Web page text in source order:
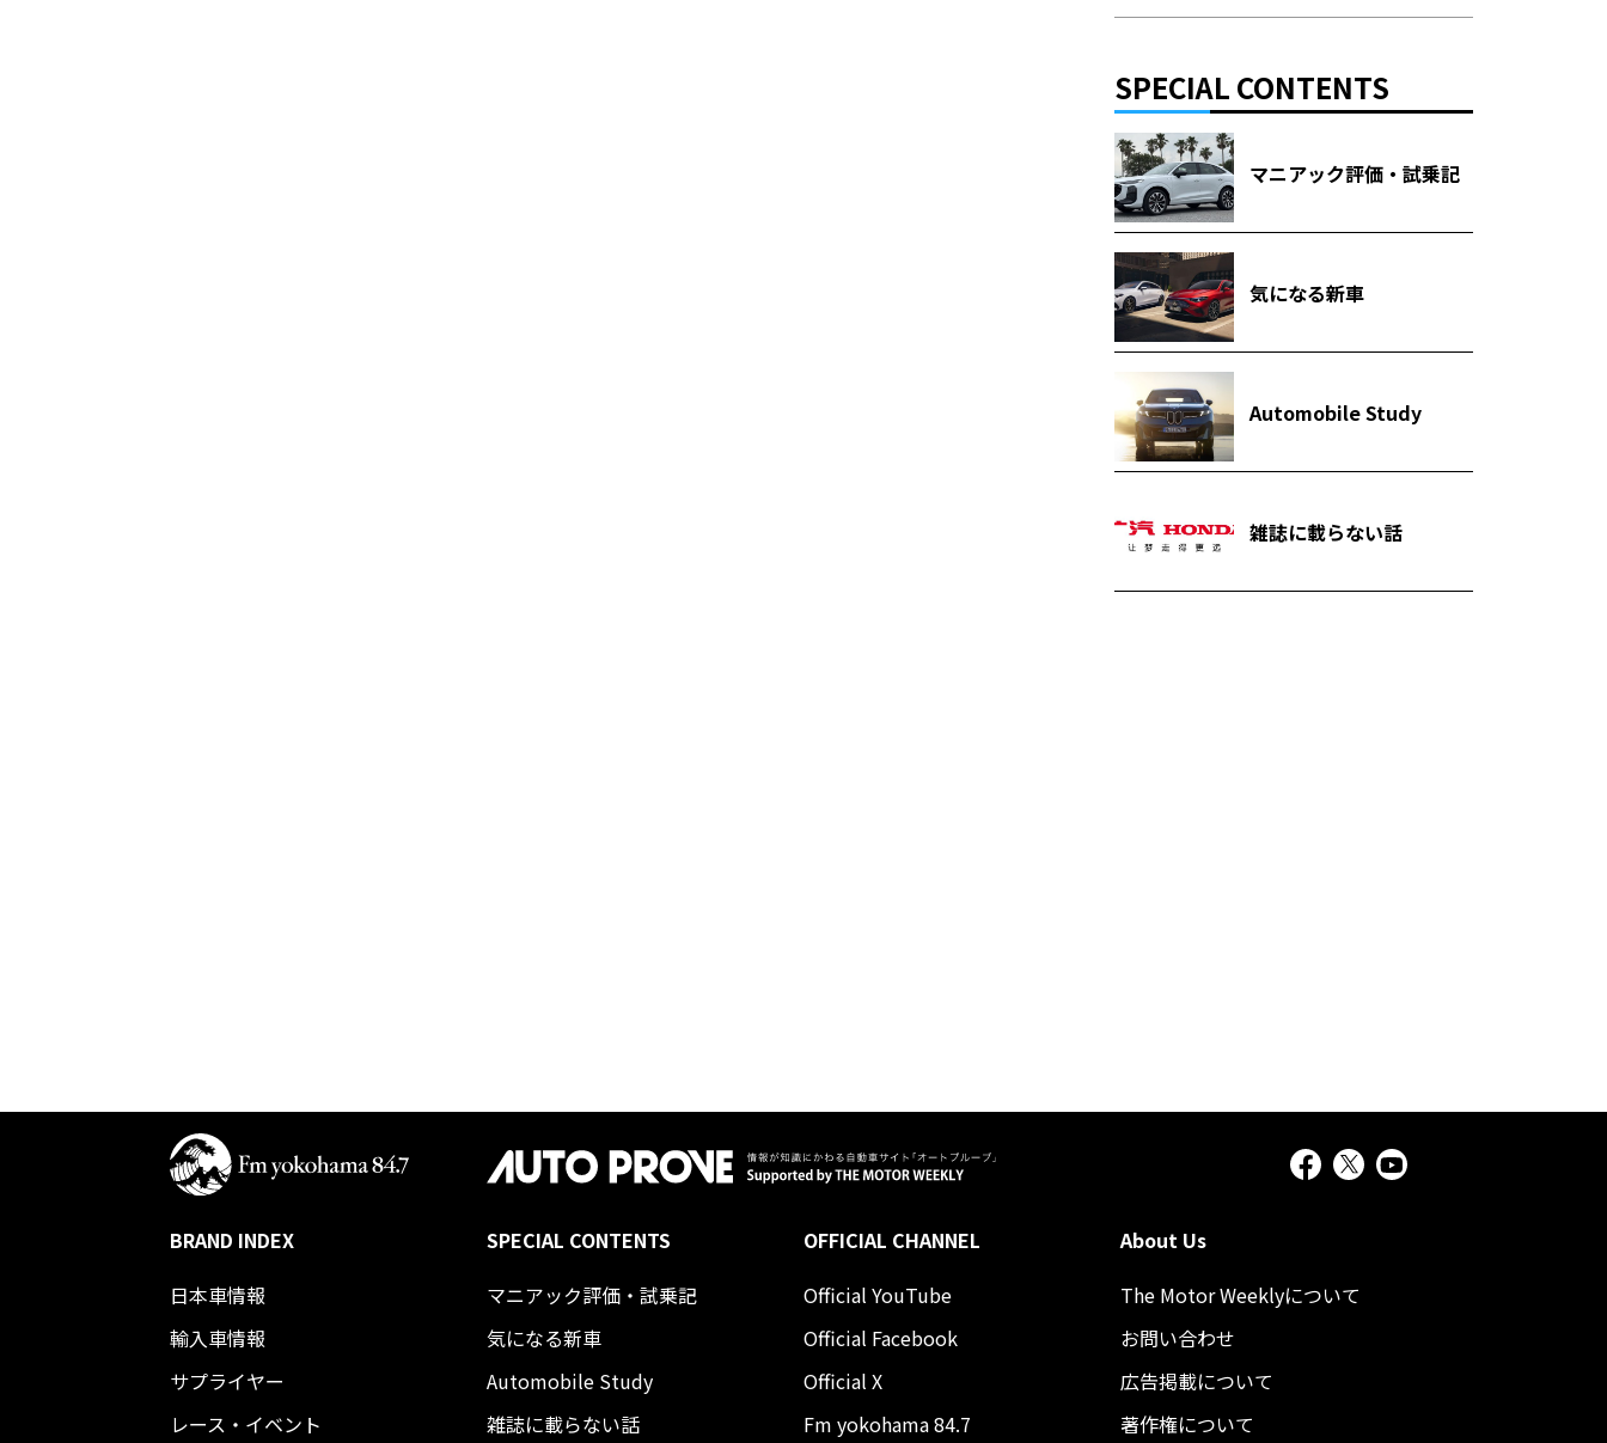
SPECIAL CONTENTS
マニアック評価・試乗記
気になる新車
Automobile Study
雑誌に載らない話
BRAND INDEX
日本車情報​
輸入車情報
サプライヤー
レース・イベント
SPECIAL CONTENTS
マニアック評価・試乗記
気になる新車
Automobile Study
雑誌に載らない話
OFFICIAL CHANNEL
Official YouTube
Official Facebook
Official X
Fm yokohama 84.7
About Us
The Motor Weeklyについて
お問い合わせ
広告掲載について
著作権について